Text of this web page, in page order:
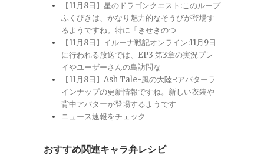
【11月8日】星のドラゴンクエスト:このループ
ふくびきは、かなり魅力的なそうびが登場す
るようですね。特に「きせきのつ
【11月8日】イルーナ戦記オンライン:11月9日
に行われる放送では、EP3 第3章の実況プレ
イやユーザーさんの島訪問な
【11月8日】Ash Tale-風の大陸-:アバターラ
インナップの更新情報ですね。新しい衣装や
背中アバターが登場するようです
ニュース速報をチェック
おすすめ関連キャラ弁レシピ